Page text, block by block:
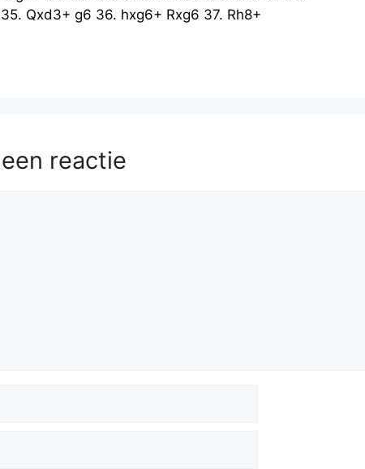
35. Qxd3+ g6 36. hxg6+ Rxg6 37. Rh8+
reactie